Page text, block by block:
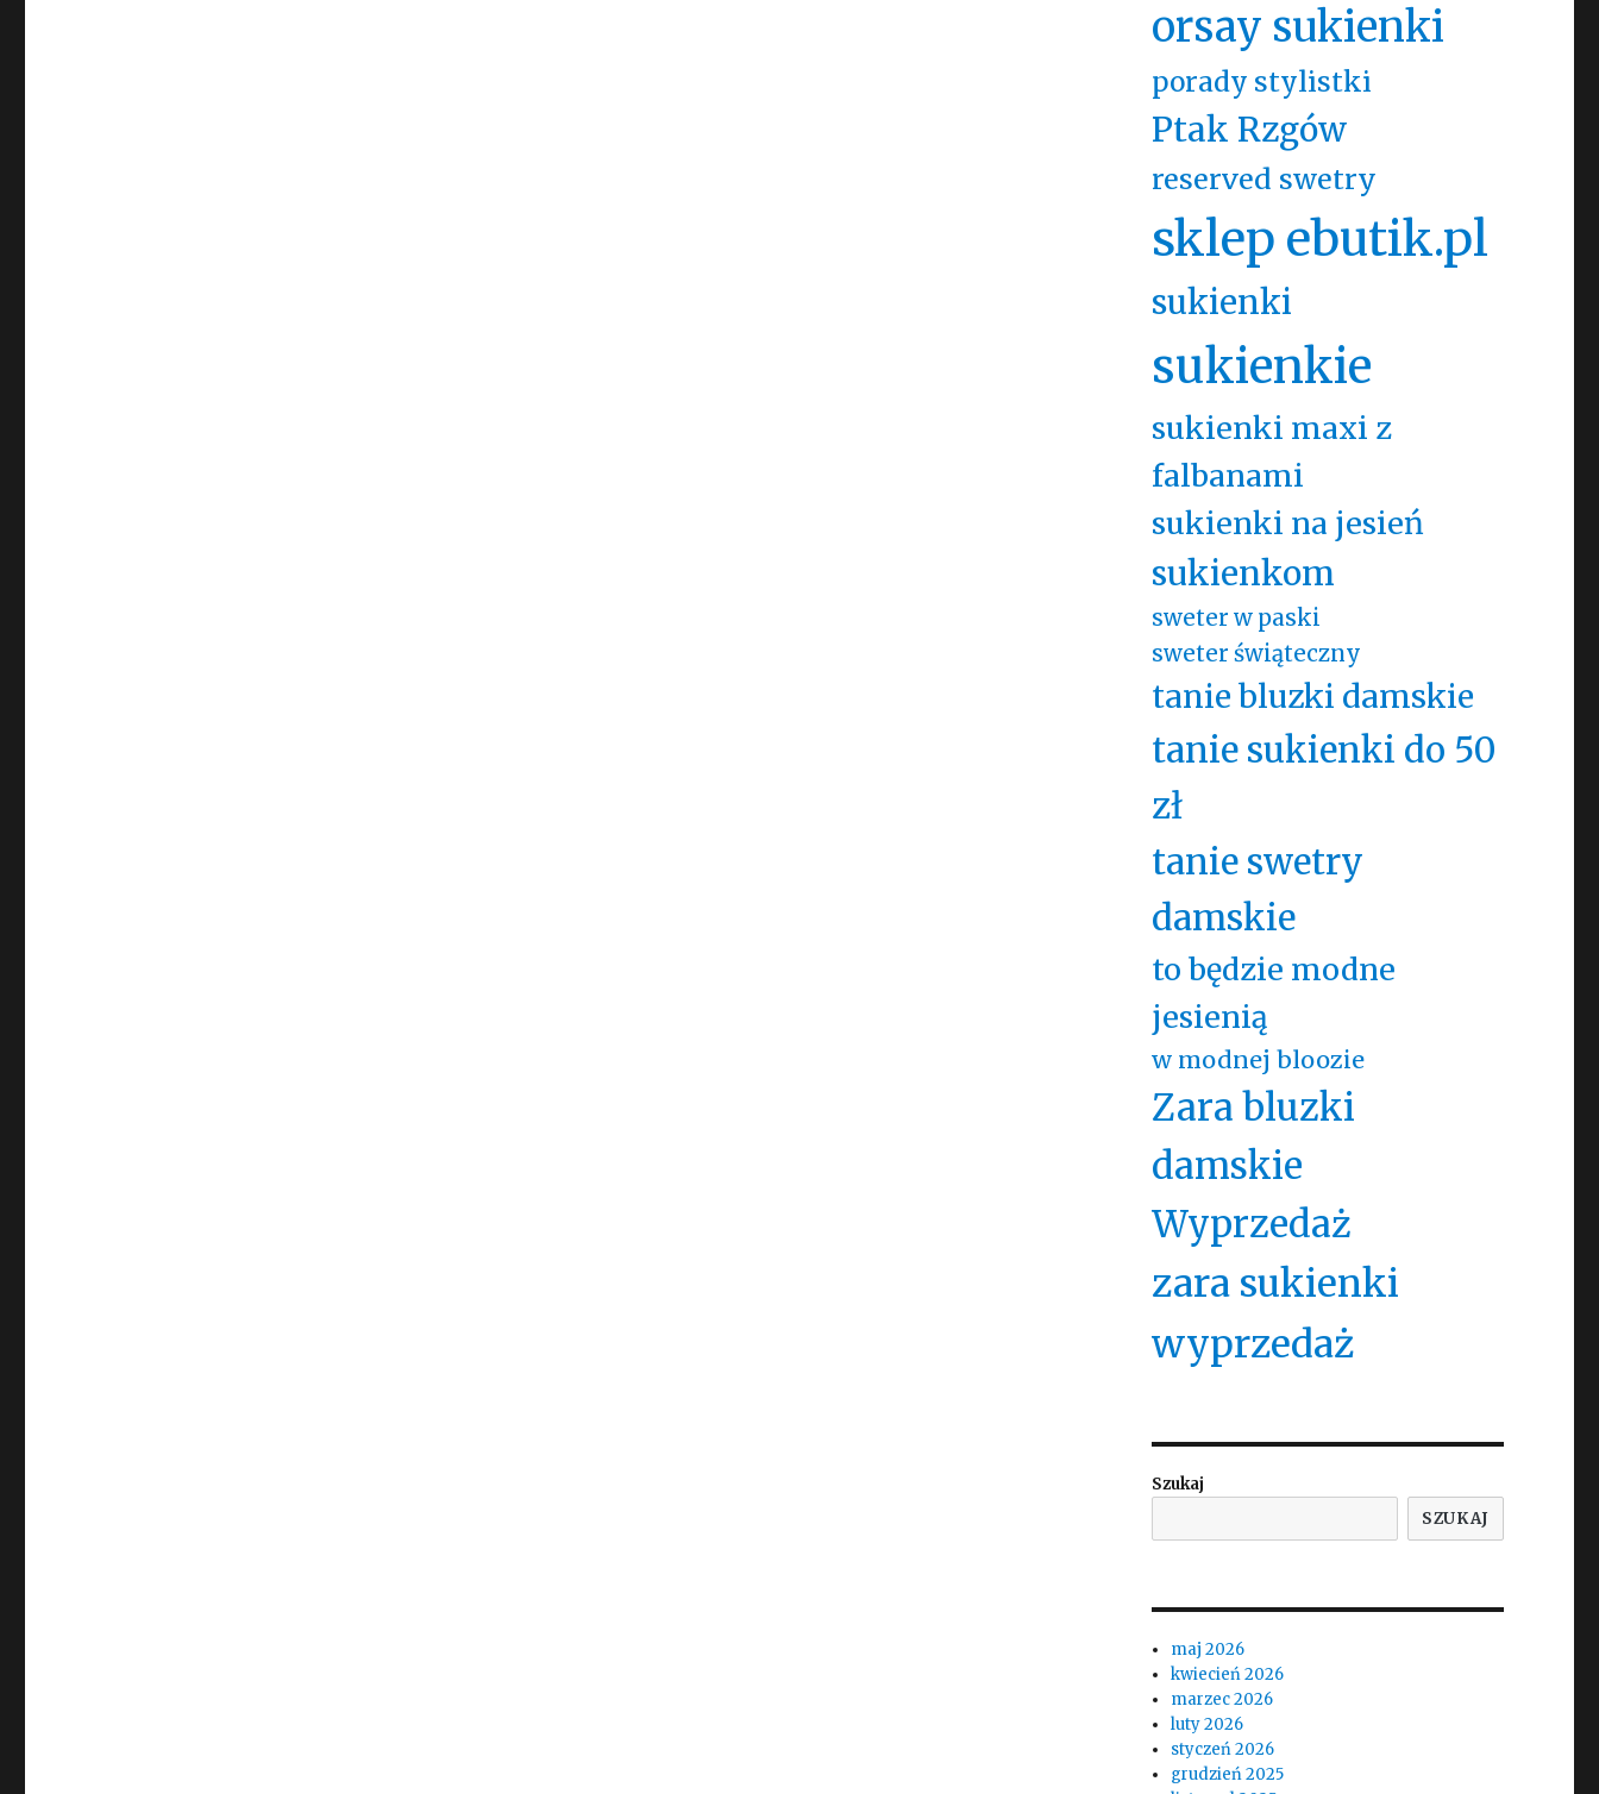
orsay sukienki
porady stylistki
Ptak Rzgów
reserved swetry
sklep ebutik.pl
sukienki
sukienkie
sukienki maxi z
falbanami
sukienki na jesień
sukienkom
sweter w paski
sweter świąteczny
tanie bluzki damskie
tanie sukienki do 50
zł
tanie swetry
damskie
to będzie modne
jesienią
w modnej bloozie
Zara bluzki
damskie
Wyprzedaż
zara sukienki
wyprzedaż
Szukaj
SZUKAJ
maj 2026
kwiecień 2026
marzec 2026
luty 2026
styczeń 2026
grudzień 2025